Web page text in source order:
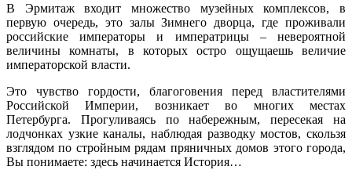
В Эрмитаж входит множество музейных комплексов, в
первую очередь, это залы Зимнего дворца, где проживали
российские императоры и императрицы – невероятной
величины комнаты, в которых остро ощущаешь величие
императорской власти.
Это чувство гордости, благоговения перед властителями
Российской Империи, возникает во многих местах
Петербурга. Прогуливаясь по набережным, пересекая на
лодчонках узкие каналы, наблюдая разводку мостов, скользя
взглядом по стройным рядам пряничных домов этого города,
Вы понимаете: здесь начинается История…